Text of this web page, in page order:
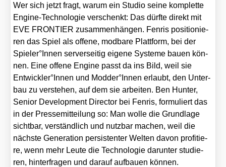
Wer sich jetzt fragt, war­um ein Stu­dio sei­ne kom­plet­te
Engi­ne-Tech­no­lo­gie ver­schenkt: Das dürf­te direkt mit
EVE FRONTIER zusam­men­hän­gen. Fen­ris posi­tio­nie­
ren das Spiel als offe­ne, mod­ba­re Platt­form, bei der
Spieler°Innen ser­ver­sei­tig eige­ne Sys­te­me bau­en kön­
nen. Eine offe­ne Engi­ne passt da ins Bild, weil sie
Entwickler°Innen und Modder°Innen erlaubt, den Unter­
bau zu ver­ste­hen, auf dem sie arbei­ten. Ben Hun­ter,
Seni­or Deve­lo­p­ment Direc­tor bei Fen­ris, for­mu­liert das
in der Pres­se­mit­tei­lung so: Man wol­le die Grund­la­ge
sicht­bar, ver­ständ­lich und nutz­bar machen, weil die
nächs­te Gene­ra­ti­on per­sis­ten­ter Wel­ten davon pro­fi­tie­
re, wenn mehr Leu­te die Tech­no­lo­gie dar­un­ter stu­die­
ren, hin­ter­fra­gen und dar­auf auf­bau­en kön­nen.